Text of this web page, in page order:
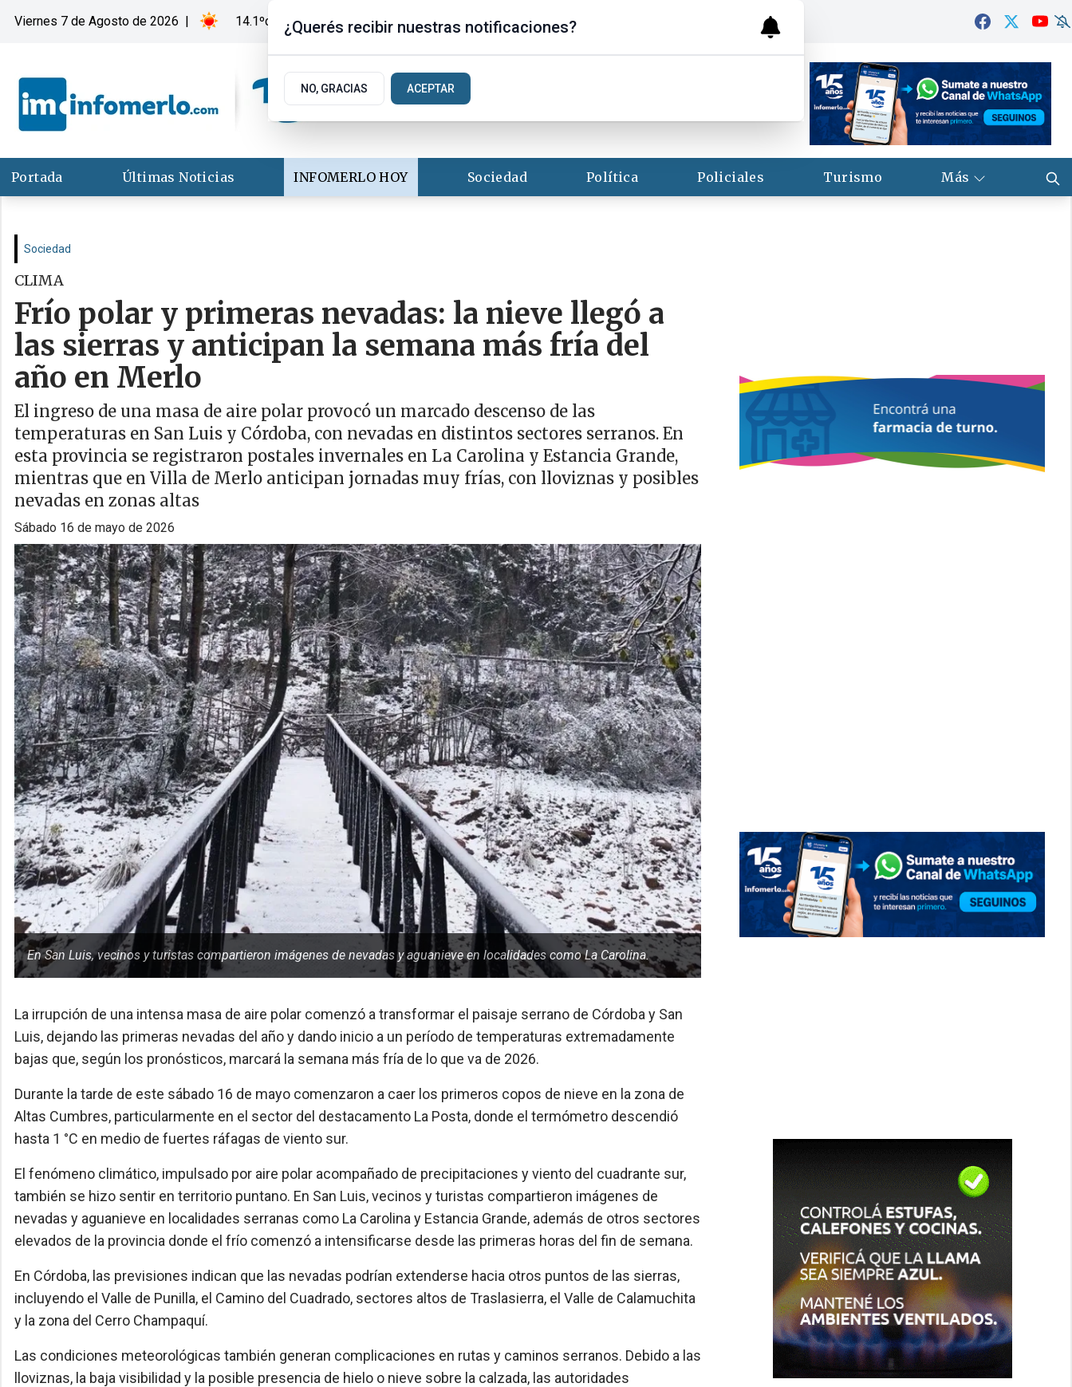
Viernes 7 de Agosto de 2026 | 14.1ºc | Merlo, San Luis
Portada Últimas Noticias INFOMERLO HOY Sociedad Política Policiales Turismo Más
Sociedad
CLIMA
Frío polar y primeras nevadas: la nieve llegó a
las sierras y anticipan la semana más fría del
año en Merlo
El ingreso de una masa de aire polar provocó un marcado descenso de las
temperaturas en San Luis y Córdoba, con nevadas en distintos sectores serranos. En
esta provincia se registraron postales invernales en La Carolina y Estancia Grande,
mientras que en Villa de Merlo anticipan jornadas muy frías, con lloviznas y posibles
nevadas en zonas altas
sábado 16 de mayo de 2026
En San Luis, vecinos y turistas compartieron imágenes de nevadas y aguanieve en localidades como La Carolina.
La irrupción de una intensa masa de aire polar comenzó a transformar el paisaje serrano de Córdoba y San
Luis, dejando las primeras nevadas del año y dando inicio a un período de temperaturas extremadamente
bajas que, según los pronósticos, marcará la semana más fría de lo que va de 2026.
Durante la tarde de este sábado 16 de mayo comenzaron a caer los primeros copos de nieve en la zona de
Altas Cumbres, particularmente en el sector del destacamento La Posta, donde el termómetro descendió
hasta 1 °C en medio de fuertes ráfagas de viento sur.
El fenómeno climático, impulsado por aire polar acompañado de precipitaciones y viento del cuadrante sur,
también se hizo sentir en territorio puntano. En San Luis, vecinos y turistas compartieron imágenes de
nevadas y aguanieve en localidades serranas como La Carolina y Estancia Grande, además de otros sectores
elevados de la provincia donde el frío comenzó a intensificarse desde las primeras horas del fin de semana.
En Córdoba, las previsiones indican que las nevadas podrían extenderse hacia otros puntos de las sierras,
incluyendo el Valle de Punilla, el Camino del Cuadrado, sectores altos de Traslasierra, el Valle de Calamuchita
y la zona del Cerro Champaquí.
Las condiciones meteorológicas también generan complicaciones en rutas y caminos serranos. Debido a las
lloviznas, la baja visibilidad y la posible presencia de hielo o nieve sobre la calzada, las autoridades
¿Querés recibir nuestras notificaciones?
NO, GRACIAS ACEPTAR